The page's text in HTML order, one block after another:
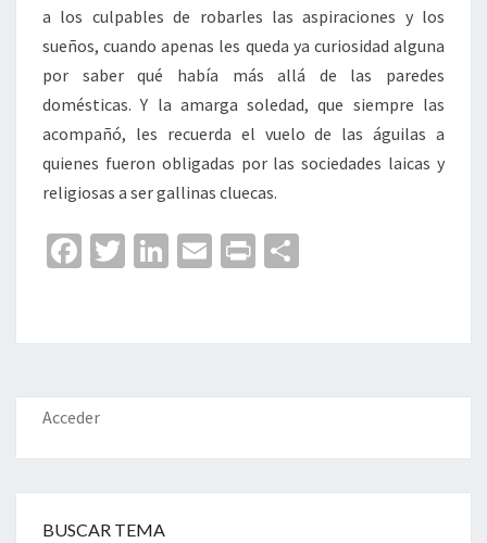
a los culpables de robarles las aspiraciones y los
sueños, cuando apenas les queda ya curiosidad alguna
por saber qué había más allá de las paredes
domésticas. Y la amarga soledad, que siempre las
acompañó, les recuerda el vuelo de las águilas a
quienes fueron obligadas por las sociedades laicas y
religiosas a ser gallinas cluecas.
Fa
o
o
k
T
er
Li
dI
n
E
l
Pr
p
ar
Acceder
BUSCAR TEMA